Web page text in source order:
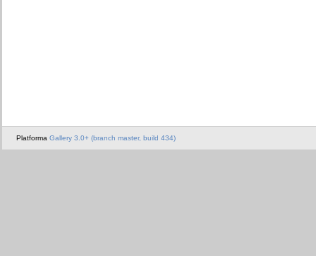
Platforma Gallery 3.0+ (branch master, build 434)